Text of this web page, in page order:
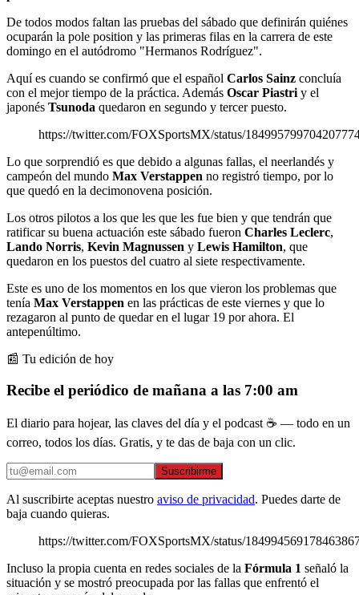
De todos modos faltan las pruebas del sábado que definirán quiénes
ocuparán la pole position y las primeras filas en la carrera de este
domingo en el autódromo "Hermanos Rodríguez".
Aquí es cuando se confirmó que el español Carlos Sainz concluía
con el mejor tiempo de la práctica. Además Oscar Piastri y el
japonés Tsunoda quedaron en segundo y tercer puesto.
https://twitter.com/FOXSportsMX/status/
Lo que sorprendió es que debido a algunas fallas, el neerlandés y
campeón del mundo Max Verstappen no registró tiempo, por lo
que quedó en la decimonovena posición.
Los otros pilotos a los que les que les fue bien y que tendrán que
ratificar su buena actuación este sábado fueron Charles Leclerc,
Lando Norris, Kevin Magnussen y Lewis Hamilton, que
quedaron en los puestos del cuatro al siete respectivamente.
Este es uno de los momentos en los que vieron los problemas que
tenía Max Verstappen en las prácticas de este viernes y que lo
rezagaron al punto de quedar en el lugar 19 por ahora. El
antepenúltimo.
📰 Tu edición de hoy
Recibe el periódico de mañana a las 7:00 am
El diario para hojear, las claves del día y el podcast ☕ — todo en un
correo, todos los días. Gratis, y te das de baja con un clic.
Suscribirme
Al suscribirte aceptas nuestro aviso de privacidad. Puedes darte de
baja cuando quieras.
https://twitter.com/FOXSportsMX/status/
Incluso la propia cuenta en redes sociales de la Fórmula 1 señaló la
situación y se mostró preocupada por las fallas que enfrentó el